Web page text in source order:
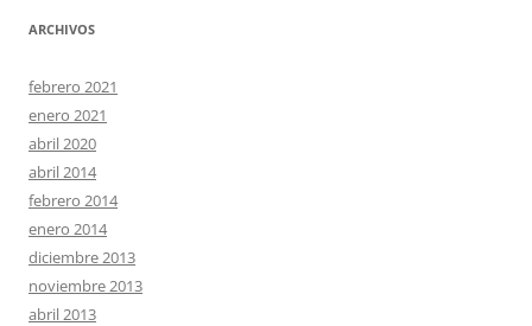
ARCHIVOS
febrero 2021
enero 2021
abril 2020
abril 2014
febrero 2014
enero 2014
diciembre 2013
noviembre 2013
abril 2013